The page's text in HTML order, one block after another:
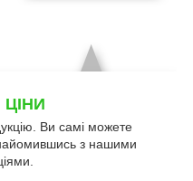
ЦІНИ
Ви самі можете
з нашими